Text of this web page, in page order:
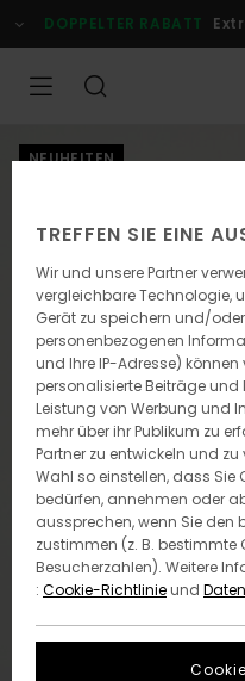
zur
Produktinformation
DOPPELTER RABATT
NEUHEITEN
TREFFEN SIE EINE
Wir und unsere Partner
vergleichbare Technologie,
Gerät zu speichern und/
personenbezogenen
und Ihre IP-Adresse)
personalisierte Beiträge
Leistung von Werbung und
mehr über ihr Publikum zu
Partner zu entwickeln und zu
Wahl so einstellen, dass Sie
bedürfen, annehmen oder
aussprechen, wenn Sie den
zustimmen (z. B. bestimmte
Besucherzahlen). Weitere
: Cookie-Richtlinieund